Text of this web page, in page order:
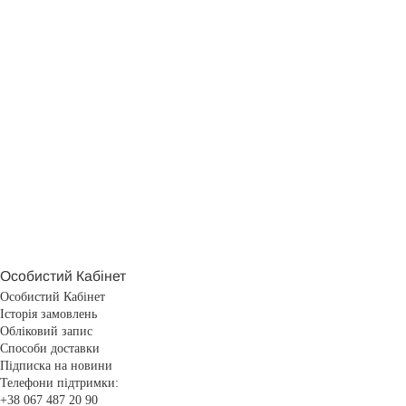
Особистий Кабінет
Особистий Кабінет
Історія замовлень
Обліковий запис
Способи доставки
Підписка на новини
Телефони підтримки:
+38 067 487 20 90